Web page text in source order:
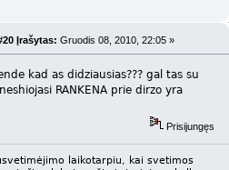
Įrašytas: Gruodis 08, 2010, 22:05 »
kad as didziausias??? gal tas su
RANKENA prie dirzo yra
Prisijungęs
laikotarpiu, kai svetimos